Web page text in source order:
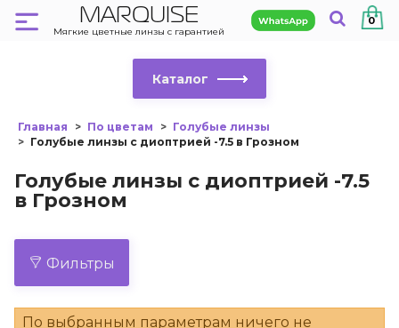
MARQUISE
Мягкие цветные линзы с гарантией
0
Каталог
Главная По цветам
Голубые линзы
Голубые линзы с диоптрией -7.5 в Грозном
Голубые линзы с диоптрией -7.5
в Грозном
Фильтры
По выбранным параметрам ничего не